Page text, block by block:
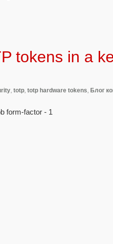
tokens in a
, totp, totp hardware tokens, Блог